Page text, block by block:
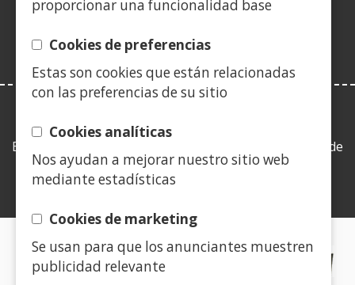
proporcionar una funcionalidad base
Cookies de preferencias
Estas son cookies que están relacionadas
con las preferencias de su sitio
Cookies analíticas
Nos ayudan a mejorar nuestro sitio web
mediante estadísticas
Cookies de marketing
Se usan para que los anunciantes muestren
publicidad relevante
nova)
Esta web se ajusta a lo establecido en la Ley 19/2013, de
9 de diciembre, de transparencia, acceso a la
información pública y buen gobierno.
CERTIFICADOS DE CALIDAD